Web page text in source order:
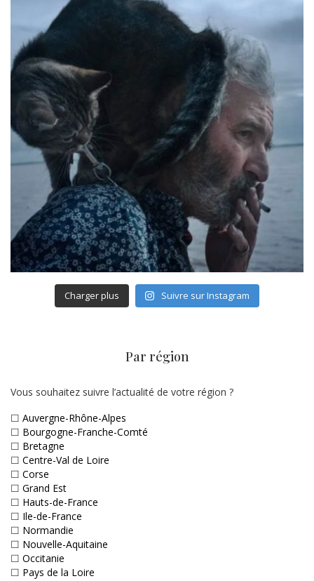
Charger plus Suivre sur Instagram
Par région
Vous souhaitez suivre l’actualité de votre région ?
☐ Auvergne-Rhône-Alpes
☐ Bourgogne-Franche-Comté
☐ Bretagne
☐ Centre-Val de Loire
☐ Corse
☐ Grand Est
☐ Hauts-de-France
☐ Ile-de-France
☐ Normandie
☐ Nouvelle-Aquitaine
☐ Occitanie
☐ Pays de la Loire